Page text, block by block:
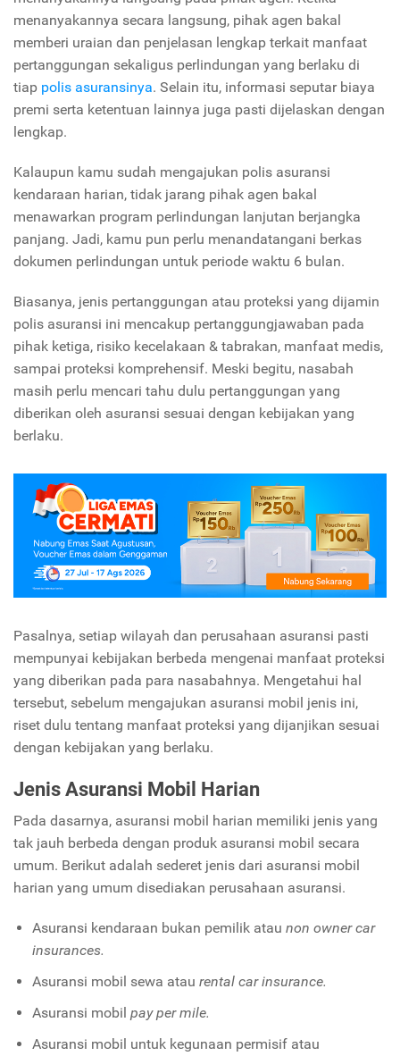
menanyakannya secara langsung, pihak agen bakal
memberi uraian dan penjelasan lengkap terkait manfaat
pertanggungan sekaligus perlindungan yang berlaku di
tiap polis asuransinya. Selain itu, informasi seputar biaya
premi serta ketentuan lainnya juga pasti dijelaskan dengan
lengkap.
Kalaupun kamu sudah mengajukan polis asuransi
kendaraan harian, tidak jarang pihak agen bakal
menawarkan program perlindungan lanjutan berjangka
panjang. Jadi, kamu pun perlu menandatangani berkas
dokumen perlindungan untuk periode waktu 6 bulan.
Biasanya, jenis pertanggungan atau proteksi yang dijamin
polis asuransi ini mencakup pertanggungjawaban pada
pihak ketiga, risiko kecelakaan & tabrakan, manfaat medis,
sampai proteksi komprehensif. Meski begitu, nasabah
masih perlu mencari tahu dulu pertanggungan yang
diberikan oleh asuransi sesuai dengan kebijakan yang
berlaku.
Pasalnya, setiap wilayah dan perusahaan asuransi pasti
mempunyai kebijakan berbeda mengenai manfaat proteksi
yang diberikan pada para nasabahnya. Mengetahui hal
tersebut, sebelum mengajukan asuransi mobil jenis ini,
riset dulu tentang manfaat proteksi yang dijanjikan sesuai
dengan kebijakan yang berlaku.
Jenis Asuransi Mobil Harian
Pada dasarnya, asuransi mobil harian memiliki jenis yang
tak jauh berbeda dengan produk asuransi mobil secara
umum. Berikut adalah sederet jenis dari asuransi mobil
harian yang umum disediakan perusahaan asuransi.
Asuransi kendaraan bukan pemilik atau non owner car
insurances.
Asuransi mobil sewa atau rental car insurance.
Asuransi mobil pay per mile.
Asuransi mobil untuk kegunaan permisif atau